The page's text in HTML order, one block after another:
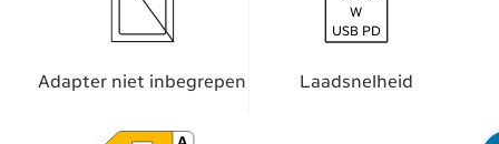
Adapter niet inbegrepen
W
USB PD
Laadsnelheid